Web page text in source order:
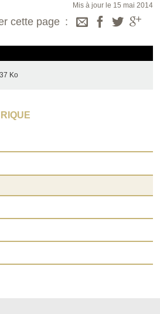
Mis à jour le 15 mai 2014
cette page
Ko